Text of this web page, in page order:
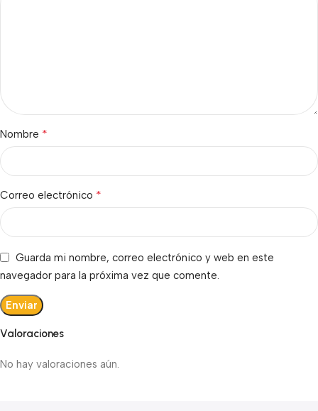
Valoraciones
No hay valoraciones aún.
Nombre *
Correo electrónico *
Guarda mi nombre, correo electrónico y web en este
navegador para la próxima vez que comente.